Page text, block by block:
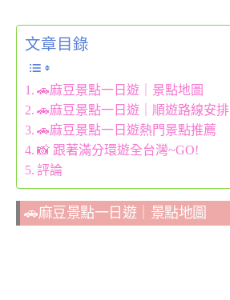
文章目錄
🚗麻豆景點一日遊｜景點地圖
🚗麻豆景點一日遊｜順遊路線安排
🚗麻豆景點一日遊熱門景點推薦
📸 跟著滿分環遊全台灣~GO!
評論
🚗麻豆景點一日遊｜景點地圖